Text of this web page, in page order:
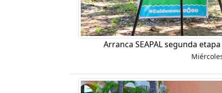
Arranca SEAPAL segunda